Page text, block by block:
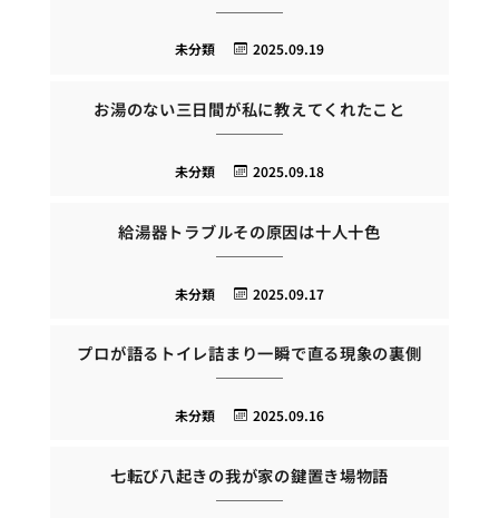
2025.09.19
未分類
お湯のない三日間が私に教えてくれたこと
2025.09.18
未分類
給湯器トラブルその原因は十人十色
2025.09.17
未分類
プロが語るトイレ詰まり一瞬で直る現象の裏側
2025.09.16
未分類
七転び八起きの我が家の鍵置き場物語